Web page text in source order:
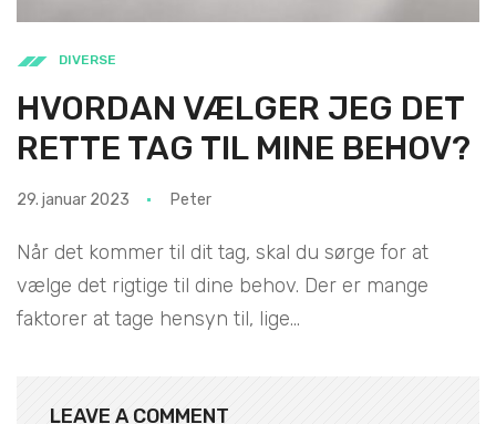
DIVERSE
HVORDAN VÆLGER JEG DET
RETTE TAG TIL MINE BEHOV?
29. januar 2023 Peter
Når det kommer til dit tag, skal du sørge for at
vælge det rigtige til dine behov. Der er mange
faktorer at tage hensyn til, lige...
LEAVE A COMMENT